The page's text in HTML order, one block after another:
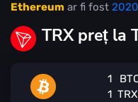
Ethereum ar fi fost 2020
TRX preț la
1
1 TRX